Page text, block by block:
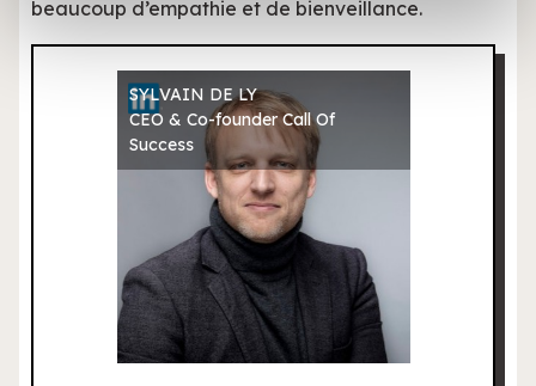
avec d'autres informations que vous leur avez fournies
ou qu'ils ont collectées lors de votre utilisation de leurs
beaucoup d’empathie et de bienveillance.
SYLVAIN DE LY
CEO & Co-founder Call Of
Success